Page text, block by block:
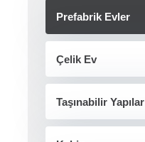
Prefabrik Evler
Çelik Ev
Taşınabilir Yapılar